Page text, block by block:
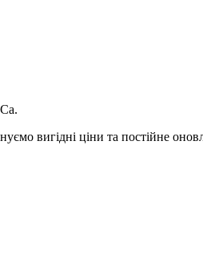
вигідні ціни та постійне